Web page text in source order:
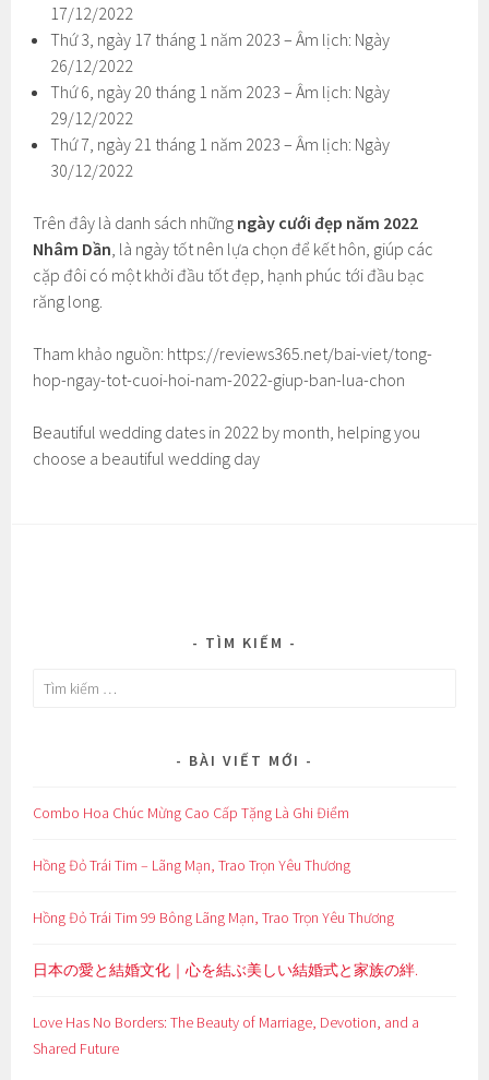
17/12/2022
Thứ 3, ngày 17 tháng 1 năm 2023 – Âm lịch: Ngày
26/12/2022
Thứ 6, ngày 20 tháng 1 năm 2023 – Âm lịch: Ngày
29/12/2022
Thứ 7, ngày 21 tháng 1 năm 2023 – Âm lịch: Ngày
30/12/2022
Trên đây là danh sách những ngày cưới đẹp năm 2022
Nhâm Dần , là ngày tốt nên lựa chọn để kết hôn, giúp các
cặp đôi có một khởi đầu tốt đẹp, hạnh phúc tới đầu bạc
răng long.
Tham khảo nguồn: https://reviews365.net/bai-viet/tong-
hop-ngay-tot-cuoi-hoi-nam-2022-giup-ban-lua-chon
Beautiful wedding dates in 2022 by month, helping you
choose a beautiful wedding day
TÌM KIẾM
Tìm
BÀI VIẾT MỚI
Combo Hoa Chúc Mừng Cao Cấp Tặng Là Ghi Điểm
Hồng Đỏ Trái Tim – Lãng Mạn, Trao Trọn Yêu Thương
Hồng Đỏ Trái Tim 99 Bông Lãng Mạn, Trao Trọn Yêu Thương
日本の愛と結婚文化｜心を結ぶ美しい結婚式と家族の絆.
Love Has No Borders: The Beauty of Marriage, Devotion, and a
Shared Future